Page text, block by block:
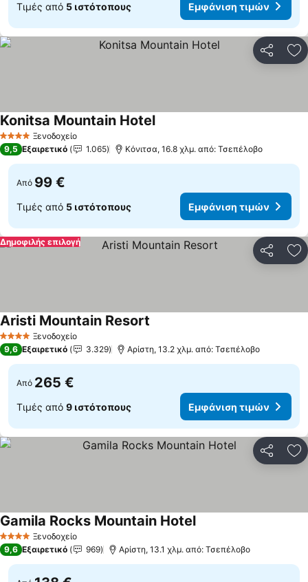
Τιμές από 5 ιστότοπους Εμφάνιση τιμών
4 ΑστέριαΞενοδοχείο
Konitsa Mountain HotelΕμφάνιση τιμών
9,5 Εξαιρετικό 1.065 Κόνιτσα, 16.8 χλμ. από: Τσεπέλοβο
Από 99 €
Τιμές από 5 ιστότοπους Εμφάνιση τιμών
Δημοφιλής επιλογή
4 ΑστέριαΞενοδοχείο
Aristi Mountain Resort
9,6 Εξαιρετικό 3.329 Αρίστη, 13.2 χλμ. από: Τσεπέλοβο
Από 265 €
Τιμές από 9 ιστότοπους Εμφάνιση τιμών
4 ΑστέριαΞενοδοχείο
Gamila Rocks Mountain HotelΕμφάνιση τιμών
9,6 Εξαιρετικό 969 Αρίστη, 13.1 χλμ. από: Τσεπέλοβο